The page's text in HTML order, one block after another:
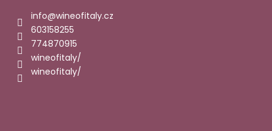
info@wineofitaly.cz
603158255
774870915
wineofitaly/
wineofitaly/